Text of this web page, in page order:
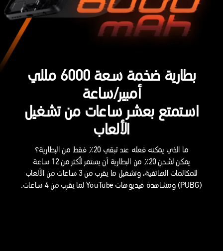
بطارية ضخمة سعة 6000 مللي
أمبير/ساعة
استمتع بعشر ساعات من تشغيل
الألعاب
ما الذي يمكنه فعله عند تبقي 20٪ فقط من البطارية؟
يمكن لشحن 20٪ من البطارية أن يستمر لأكثر من 12 ساعة
للمكالمات الهاتفية، وتشغيل ما يقرب من 3 ساعات من الألعاب
(PUBG) ومشاهدة فيديوهات YouTube لما يقرب من 4 ساعات.